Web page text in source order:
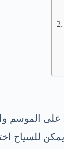
يمكن للسياح